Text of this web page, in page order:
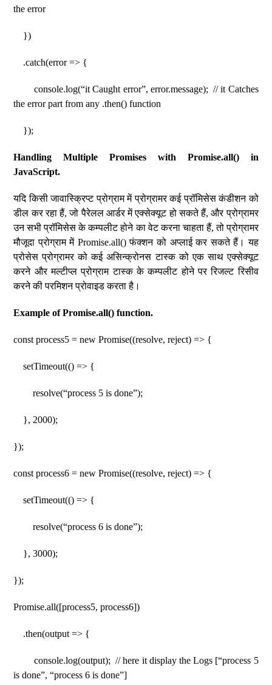
the error
})
.catch(error => {
console.log(“it Caught error”, error.message); // it Catches
the error part from any .then() function
});
Handling Multiple Promises with Promise.all() in
JavaScript.
यदि किसी जावास्क्रिप्ट प्रोग्राम में प्रोग्रामर कई प्रॉमिसेस कंडीशन को
डील कर रहा हैं, जो पैरेलल आर्डर में एक्सेक्यूट हो सकते हैं, और प्रोग्रामर
उन सभी प्रॉमिसेस के कम्पलीट होने का वेट करना चाहता हैं, तो प्रोग्रामर
मौजूदा प्रोग्राम में Promise.all() फंक्शन को अप्लाई कर सकते हैं। यह
प्रोसेस प्रोग्रामर को कई असिन्क्रोनस टास्क को एक साथ एक्सेक्यूट
करने और मल्टीप्ल प्रोग्राम टास्क के कम्पलीट होने पर रिजल्ट रिसीव
करने की परमिशन प्रोवाइड करता है।
Example of Promise.all() function.
const process5 = new Promise((resolve, reject) => {
setTimeout(() => {
resolve(“process 5 is done”);
}, 2000);
});
const process6 = new Promise((resolve, reject) => {
setTimeout(() => {
resolve(“process 6 is done”);
}, 3000);
});
Promise.all([process5, process6])
.then(output => {
console.log(output); // here it display the Logs [“process 5
is done”, “process 6 is done”]